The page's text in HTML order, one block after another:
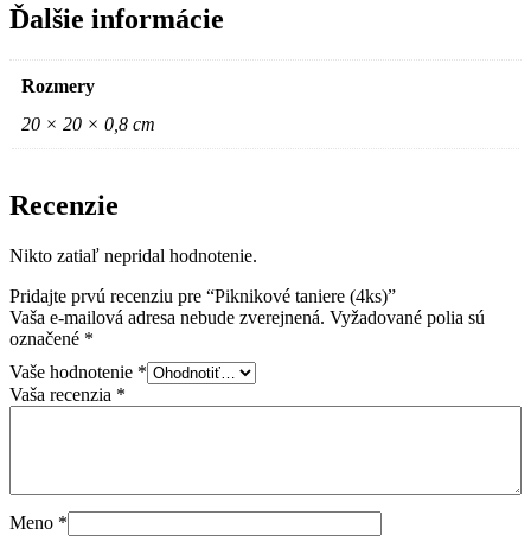
Ďalšie informácie
Rozmery
20 × 20 × 0,8 cm
Recenzie
Nikto zatiaľ nepridal hodnotenie.
Pridajte prvú recenziu pre “Piknikové taniere (4ks)”
Vaša e-mailová adresa nebude zverejnená. Vyžadované polia sú
označené *
Vaše hodnotenie *
Vaša recenzia *
Meno *